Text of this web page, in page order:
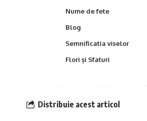
Nume de fete
Blog
Semnificatia viselor
Flori și Sfaturi
Distribuie acest articol